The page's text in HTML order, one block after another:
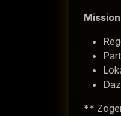
Mission
**